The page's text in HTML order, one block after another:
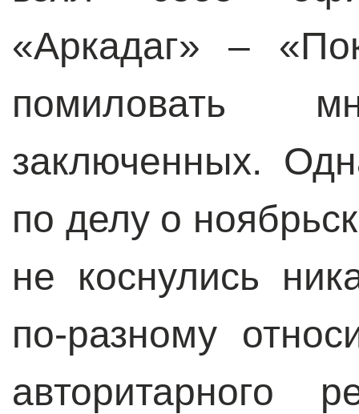
«Аркадаг» –
помиловать
заключенных.
по делу о
не коснулись
по-разному
авторитарного